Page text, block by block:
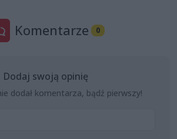
Komentarze 0
Dodaj swoją opinię
dodał komentarza, bądź pierwszy!